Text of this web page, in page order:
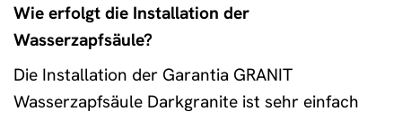
Wie erfolgt die Installation der
Wasserzapfsäule?
Die Installation der Garantia GRANIT
Wasserzapfsäule Darkgranite ist sehr einfach